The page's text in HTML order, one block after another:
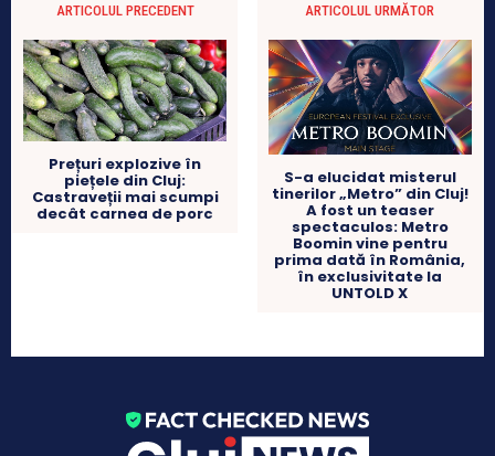
ARTICOLUL PRECEDENT
Prețuri explozive în
piețele din Cluj:
Castraveții mai scumpi
decât carnea de porc
ARTICOLUL URMĂTOR
S-a elucidat misterul
tinerilor „Metro” din Cluj!
A fost un teaser
spectaculos: Metro
Boomin vine pentru
prima dată în România,
în exclusivitate la
UNTOLD X